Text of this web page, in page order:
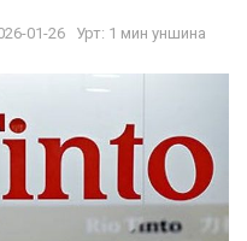
01-26 Урт: 1 мин уншина